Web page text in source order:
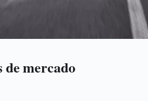
de mercado